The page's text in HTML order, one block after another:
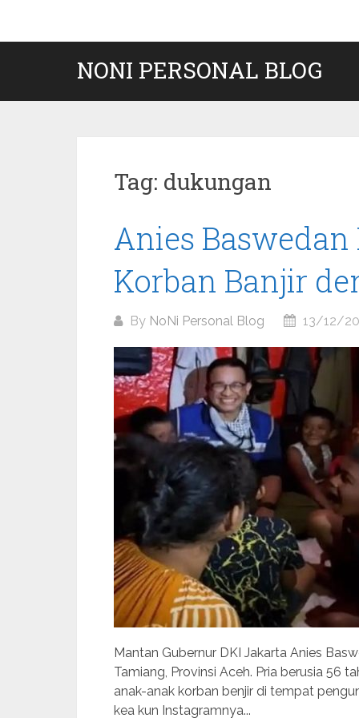
content
NONI PERSONAL BLOG
Tag: dukungan
Anies
Korban Banjir
By NoNi Personal Blog 13/12/
Mantan Gubernur DKI Jakarta Anies
Tamiang, Provinsi Aceh. Pria berusia 56
anak-anak korban benjir di tempat
kea kun Instagramnya...